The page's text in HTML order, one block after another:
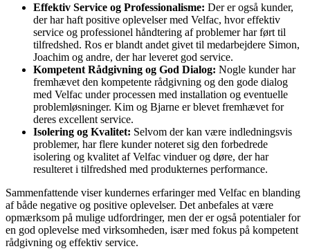
Effektiv Service og Professionalisme: Der er også kunder,
der har haft positive oplevelser med Velfac, hvor effektiv
service og professionel håndtering af problemer har ført til
tilfredshed. Ros er blandt andet givet til medarbejdere Simon,
Joachim og andre, der har leveret god service.
Kompetent Rådgivning og God Dialog: Nogle kunder har
fremhævet den kompetente rådgivning og den gode dialog
med Velfac under processen med installation og eventuelle
problemløsninger. Kim og Bjarne er blevet fremhævet for
deres excellent service.
Isolering og Kvalitet: Selvom der kan være indledningsvis
problemer, har flere kunder noteret sig den forbedrede
isolering og kvalitet af Velfac vinduer og døre, der har
resulteret i tilfredshed med produkternes performance.
Sammenfattende viser kundernes erfaringer med Velfac en blanding
af både negative og positive oplevelser. Det anbefales at være
opmærksom på mulige udfordringer, men der er også potentialer for
en god oplevelse med virksomheden, især med fokus på kompetent
rådgivning og effektiv service.